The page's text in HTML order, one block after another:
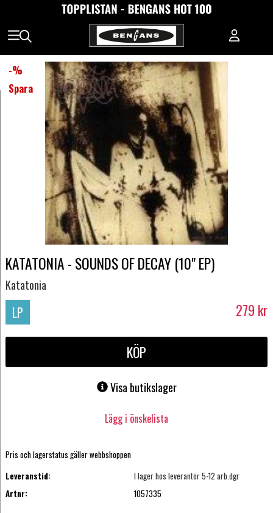
-%
Spara
KATATONIA - SOUNDS OF DECAY (10" EP)
Katatonia
LP 279 kr
KÖP
Visa butikslager
Lägg i önskelista
Pris och lagerstatus gäller webbshoppen
Leveranstid:
I lager hos leverantör 5-12 arb.dgr
Artnr:
1057335